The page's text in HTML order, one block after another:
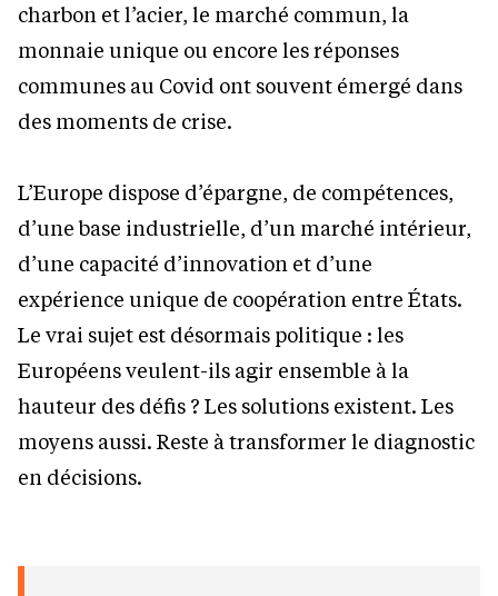
charbon et l’acier, le marché commun, la
monnaie unique ou encore les réponses
communes au Covid ont souvent émergé dans
des moments de crise.
L’Europe dispose d’épargne, de compétences,
d’une base industrielle, d’un marché intérieur,
d’une capacité d’innovation et d’une
expérience unique de coopération entre États.
Le vrai sujet est désormais politique : les
Européens veulent-ils agir ensemble à la
hauteur des défis ? Les solutions existent. Les
moyens aussi. Reste à transformer le diagnostic
en décisions.